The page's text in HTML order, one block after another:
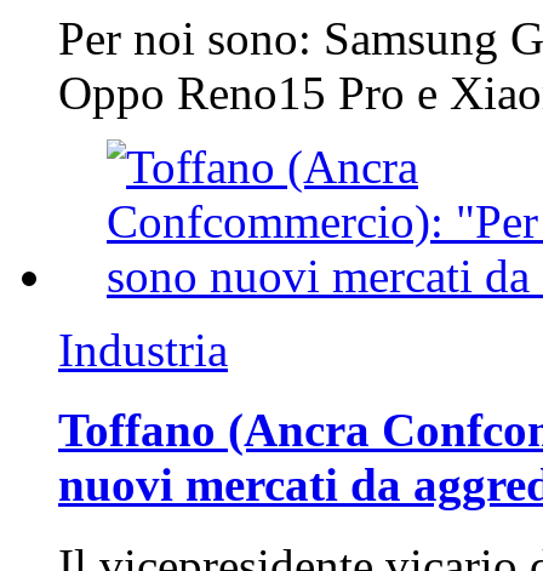
Per noi sono: Samsung
Oppo Reno15 Pro e
Industria
Toffano (Ancra
nuovi mercati da